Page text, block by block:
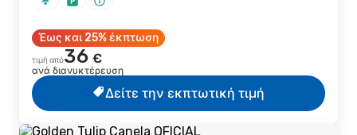
Έως και 25% έκπτωση
τιμή από36 €
ανά διανυκτέρευση
Δείτε την εκπτωτική τιμή